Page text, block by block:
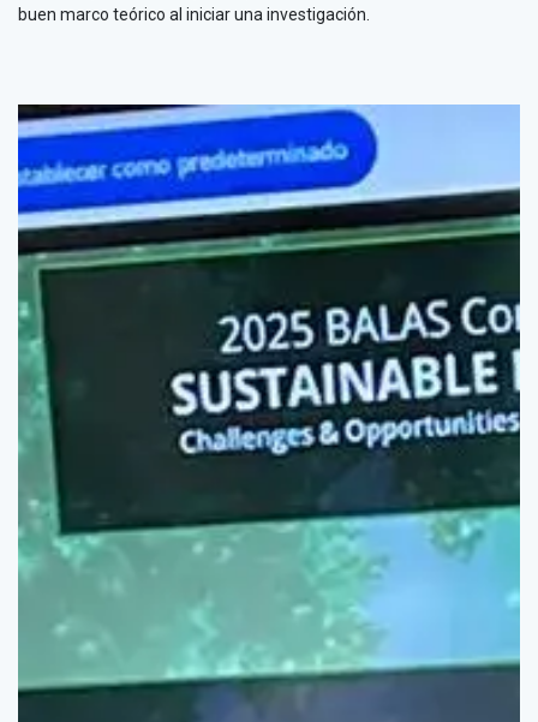
buen marco teórico al iniciar una investigación.